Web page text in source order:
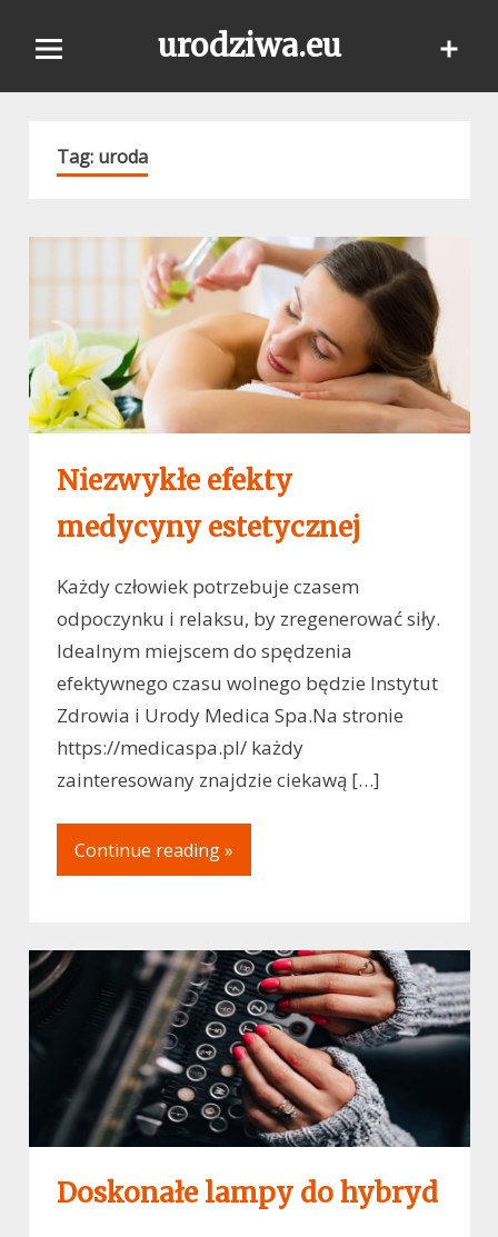
urodziwa.eu
Tag: uroda
Niezwykłe efekty
medycyny estetycznej
Każdy człowiek potrzebuje czasem
odpoczynku i relaksu, by zregenerować siły.
Idealnym miejscem do spędzenia
efektywnego czasu wolnego będzie Instytut
Zdrowia i Urody Medica Spa.Na stronie
https://medicaspa.pl/ każdy
zainteresowany znajdzie ciekawą […]
Continue reading »
Doskonałe lampy do hybryd